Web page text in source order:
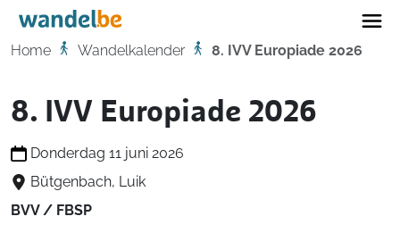
Home
Home Wandelkalender 8. IVV Europiade 2026
8. IVV Europiade 2026
Donderdag 11 juni 2026
Bütgenbach, Luik
BVV / FBSP